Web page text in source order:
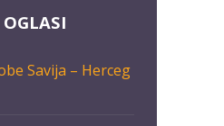
Savija – Herceg